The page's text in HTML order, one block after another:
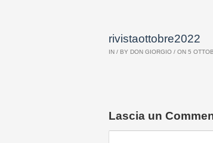
rivistaottobre2022
IN / BY DON GIORGIO / ON 5
Lascia un